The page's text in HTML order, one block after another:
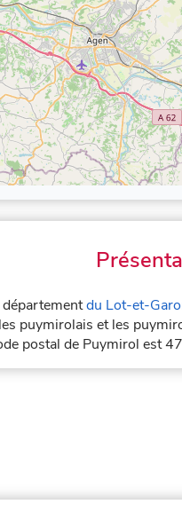
du Lot-et-
puymirolais et les
postal de Puymirol est